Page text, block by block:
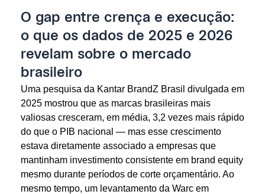
O gap entre crença e execução:
o que os dados de 2025 e 2026
revelam sobre o mercado
brasileiro
Uma pesquisa da Kantar BrandZ Brasil divulgada em
2025 mostrou que as marcas brasileiras mais
valiosas cresceram, em média, 3,2 vezes mais rápido
do que o PIB nacional — mas esse crescimento
estava diretamente associado a empresas que
mantinham investimento consistente em brand equity
mesmo durante períodos de corte orçamentário. Ao
mesmo tempo, um levantamento da Warc em